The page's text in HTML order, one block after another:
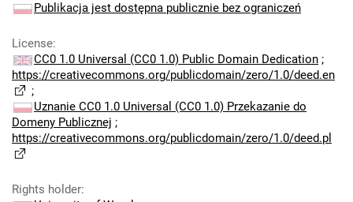
Publikacja jest dostępna publicznie bez ograniczeń
License:
CC0 1.0 Universal (CC0 1.0) Public Domain Dedication ;
https://creativecommons.org/publicdomain/zero/1.0/deed.en
;
Uznanie CC0 1.0 Universal (CC0 1.0) Przekazanie do
Domeny Publicznej ;
https://creativecommons.org/publicdomain/zero/1.0/deed.pl
Rights holder: